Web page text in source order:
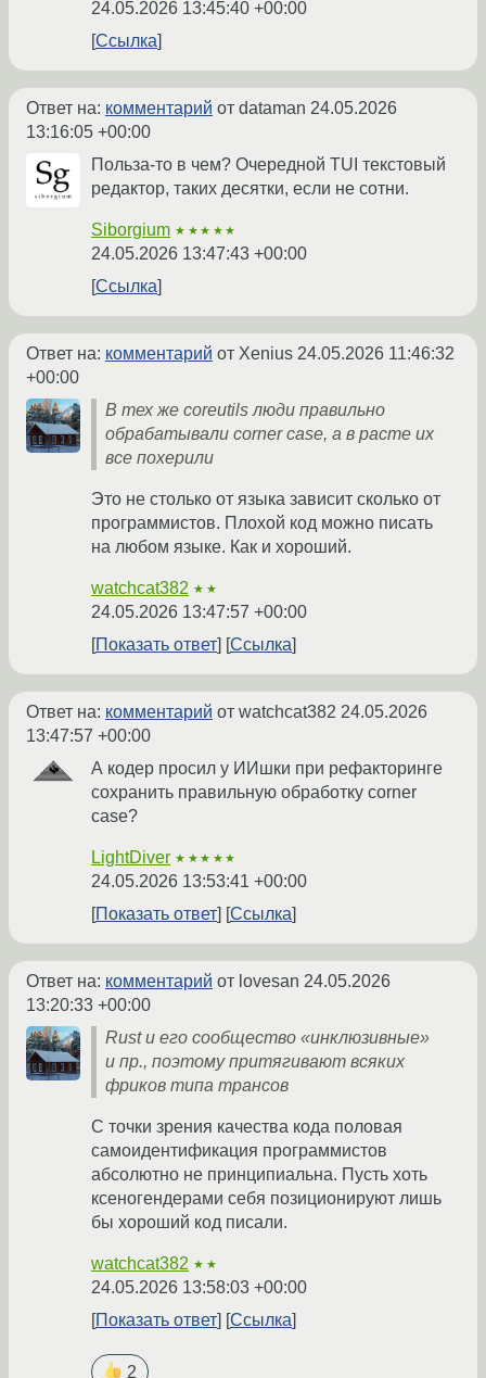
24.05.2026 13:45:40 +00:00
Ссылка
Ответ на: комментарий от dataman 24.05.2026
13:16:05 +00:00
Польза-то в чем? Очередной TUI текстовый
редактор, таких десятки, если не сотни.
Siborgium ★★★★★
24.05.2026 13:47:43 +00:00
Ссылка
Ответ на: комментарий от Xenius 24.05.2026 11:46:32
+00:00
В тех же coreutils люди правильно
обрабатывали corner case, а в расте их
все похерили
Это не столько от языка зависит сколько от
программистов. Плохой код можно писать
на любом языке. Как и хороший.
watchcat382 ★★
24.05.2026 13:47:57 +00:00
Показать ответ
Ссылка
Ответ на: комментарий от watchcat382 24.05.2026
13:47:57 +00:00
А кодер просил у ИИшки при рефакторинге
сохранить правильную обработку corner
case?
LightDiver ★★★★★
24.05.2026 13:53:41 +00:00
Показать ответ
Ссылка
Ответ на: комментарий от lovesan 24.05.2026
13:20:33 +00:00
Rust и его сообщество «инклюзивные»
и пр., поэтому притягивают всяких
фриков типа трансов
С точки зрения качества кода половая
самоидентификация программистов
абсолютно не принципиальна. Пусть хоть
ксеногендерами себя позиционируют лишь
бы хороший код писали.
watchcat382 ★★
24.05.2026 13:58:03 +00:00
Показать ответ
Ссылка
2